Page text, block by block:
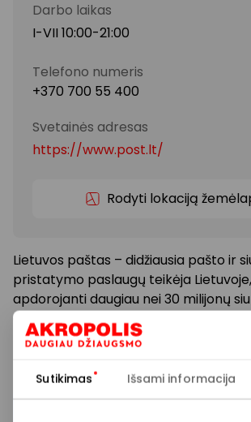
Sutikimas Išsami informacija
Darbo laikas
I-VII 10:00-21:00
Telefono numeris
+370 700 55 400
Svetainės adresas
https://www.post.lt/
Rodyti lokaciją
Lietuvos paštas – didžiausia pašto ir
pristatymo paslaugų teikėja
apdorojanti daugiau nei 30 milijonų
aptarnauja klientus per 170 pašto
mobiliųjų laiškininkų ir daugiau kaip 1
Lietuvos paštas valdo du prekės